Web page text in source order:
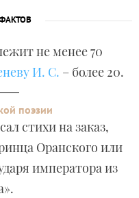
не менее 70
И. С. – более 20.
поэзии
стихи на заказ,
Оранского или
императора из